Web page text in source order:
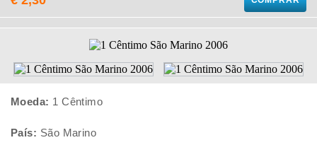
Moeda: 1 Cêntimo
País: São Marino